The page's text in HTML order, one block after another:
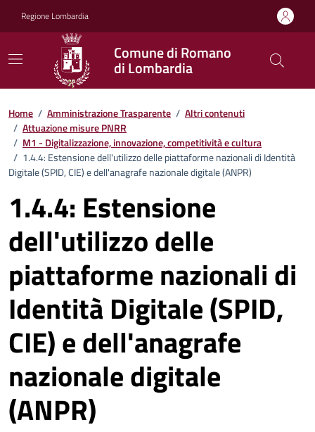
Regione Lombardia
Comune di Romano
di Lombardia
Home / Amministrazione Trasparente / Altri contenuti
/ Attuazione misure PNRR
/ M1 - Digitalizzazione, innovazione, competitività e cultura
/ 1.4.4: Estensione dell'utilizzo delle piattaforme nazionali di Identità
Digitale (SPID, CIE) e dell'anagrafe nazionale digitale (ANPR)
1.4.4: Estensione
dell'utilizzo delle
piattaforme nazionali di
Identità Digitale (SPID,
CIE) e dell'anagrafe
nazionale digitale
(ANPR)